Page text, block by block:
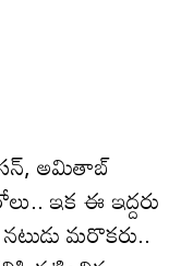
అమితాబ్
ఇక ఈ ఇద్దరు
మరొకరు..